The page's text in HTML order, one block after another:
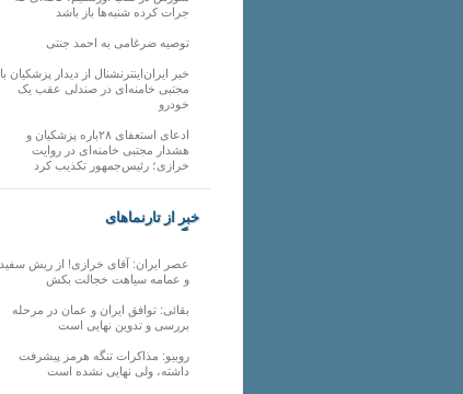
جرات کرده شنبه‌ها باز باشد
توصیه ضرغامی به احمد جنتی
خبر ایران‌اینترنشنال از دیدار پزشکیان با
مجتبی خامنه‌ای در صندلی عقب یک
خودرو
ادعای استعفای ۲۸باره پزشکیان و
هشدار مجتبی خامنه‌ای در روایت
خرازی؛ رئیس‌جمهور تکذیب کرد
خبر از تارنماهای
دیگر
عصر ایران: آقای خرازی! از ریش سفید
و عمامه سیاهت خجالت بکش
بقائی: توافق ایران و عمان در مرحله
بررسی و تدوین نهایی است
روبیو: مذاکرات تنگه هرمز پیشرفت
داشته، ولی نهایی نشده است